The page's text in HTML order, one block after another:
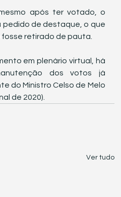
após ter votado, o
pedido de destaque, o que
retirado de pauta.
em plenário virtual, há
dos votos já
do Ministro Celso de Melo
de 2020).
Ver tudo